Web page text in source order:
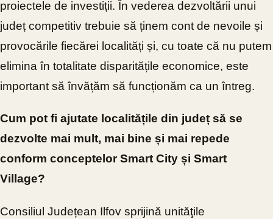
proiectele de investiții. În vederea dezvoltării unui
județ competitiv trebuie să ținem cont de nevoile și
provocările fiecărei localități și, cu toate că nu putem
elimina în totalitate disparitățile economice, este
important să învățăm să funcționăm ca un întreg.
Cum pot fi ajutate localitățile din județ să se
dezvolte mai mult, mai bine și mai repede
conform conceptelor Smart City și Smart
Village?
Consiliul Județean Ilfov sprijină unităţile